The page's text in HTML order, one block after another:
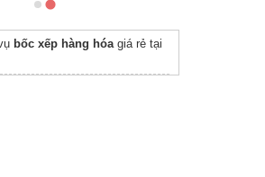
bốc xếp hàng hóagiá rẻ tại